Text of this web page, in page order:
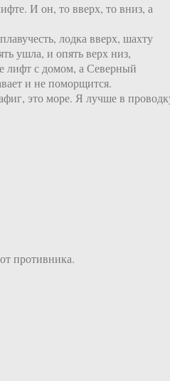
И он, то вверх, то вниз, а
лодка вверх, шахту
ушла, и опять верх низ,
лифт с домом, а Северный
и не поморщится.
это море. Я лучше в
противника.